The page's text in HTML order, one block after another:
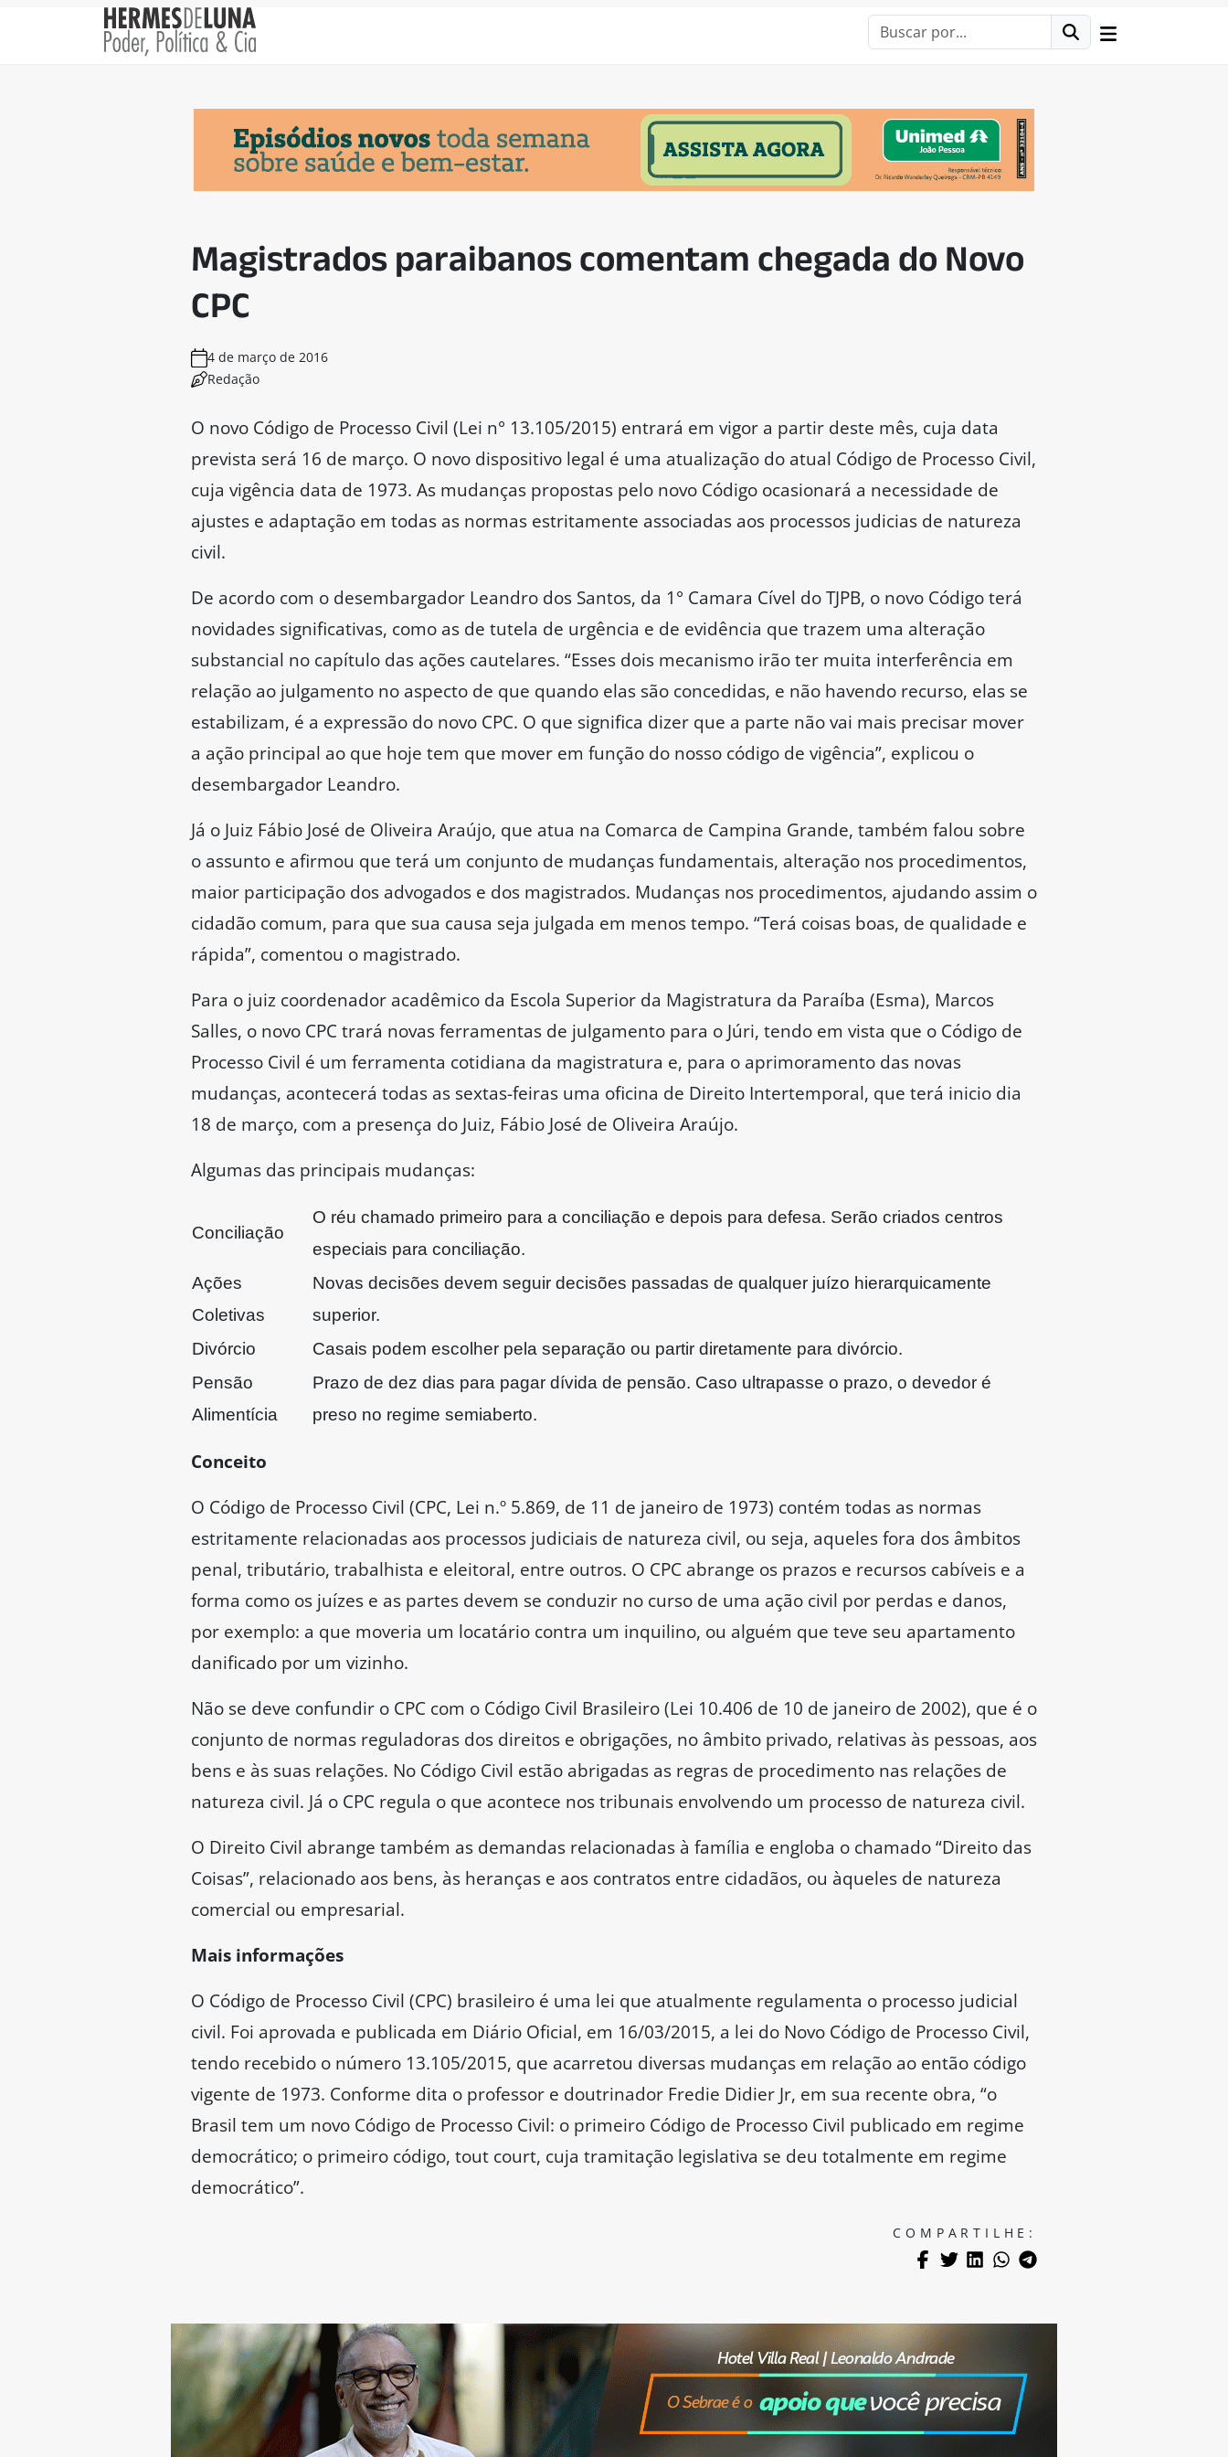
Magistrados paraibanos comentam chegada do Novo
CPC
4 de março de 2016
Redação
O novo Código de Processo Civil (Lei n° 13.105/2015) entrará em vigor a partir deste mês, cuja data
prevista será 16 de março. O novo dispositivo legal é uma atualização do atual Código de Processo Civil,
cuja vigência data de 1973. As mudanças propostas pelo novo Código ocasionará a necessidade de
ajustes e adaptação em todas as normas estritamente associadas aos processos judicias de natureza
civil.
De acordo com o desembargador Leandro dos Santos, da 1° Camara Cível do TJPB, o novo Código terá
novidades significativas, como as de tutela de urgência e de evidência que trazem uma alteração
substancial no capítulo das ações cautelares. “Esses dois mecanismo irão ter muita interferência em
relação ao julgamento no aspecto de que quando elas são concedidas, e não havendo recurso, elas se
estabilizam, é a expressão do novo CPC. O que significa dizer que a parte não vai mais precisar mover
a ação principal ao que hoje tem que mover em função do nosso código de vigência”, explicou o
desembargador Leandro.
Já o Juiz Fábio José de Oliveira Araújo, que atua na Comarca de Campina Grande, também falou sobre
o assunto e afirmou que terá um conjunto de mudanças fundamentais, alteração nos procedimentos,
maior participação dos advogados e dos magistrados. Mudanças nos procedimentos, ajudando assim o
cidadão comum, para que sua causa seja julgada em menos tempo. “Terá coisas boas, de qualidade e
rápida”, comentou o magistrado.
Para o juiz coordenador acadêmico da Escola Superior da Magistratura da Paraíba (Esma), Marcos
Salles, o novo CPC trará novas ferramentas de julgamento para o Júri, tendo em vista que o Código de
Processo Civil é um ferramenta cotidiana da magistratura e, para o aprimoramento das novas
mudanças, acontecerá todas as sextas-feiras uma oficina de Direito Intertemporal, que terá inicio dia
18 de março, com a presença do Juiz, Fábio José de Oliveira Araújo.
Algumas das principais mudanças:
Conciliação
O réu chamado primeiro para a conciliação e depois para defesa. Serão criados centros
especiais para conciliação.
Ações
Coletivas
Novas decisões devem seguir decisões passadas de qualquer juízo hierarquicamente
superior.
Divórcio
Casais podem escolher pela separação ou partir diretamente para divórcio.
Pensão
Alimentícia
Prazo de dez dias para pagar dívida de pensão. Caso ultrapasse o prazo, o devedor é
preso no regime semiaberto.
Conceito
O Código de Processo Civil (CPC, Lei n.º 5.869, de 11 de janeiro de 1973) contém todas as normas
estritamente relacionadas aos processos judiciais de natureza civil, ou seja, aqueles fora dos âmbitos
penal, tributário, trabalhista e eleitoral, entre outros. O CPC abrange os prazos e recursos cabíveis e a
forma como os juízes e as partes devem se conduzir no curso de uma ação civil por perdas e danos,
por exemplo: a que moveria um locatário contra um inquilino, ou alguém que teve seu apartamento
danificado por um vizinho.
Não se deve confundir o CPC com o Código Civil Brasileiro (Lei 10.406 de 10 de janeiro de 2002), que é o
conjunto de normas reguladoras dos direitos e obrigações, no âmbito privado, relativas às pessoas, aos
bens e às suas relações. No Código Civil estão abrigadas as regras de procedimento nas relações de
natureza civil. Já o CPC regula o que acontece nos tribunais envolvendo um processo de natureza civil.
O Direito Civil abrange também as demandas relacionadas à família e engloba o chamado “Direito das
Coisas”, relacionado aos bens, às heranças e aos contratos entre cidadãos, ou àqueles de natureza
comercial ou empresarial.
Mais informações
O Código de Processo Civil (CPC) brasileiro é uma lei que atualmente regulamenta o processo judicial
civil. Foi aprovada e publicada em Diário Oficial, em 16/03/2015, a lei do Novo Código de Processo Civil,
tendo recebido o número 13.105/2015, que acarretou diversas mudanças em relação ao então código
vigente de 1973. Conforme dita o professor e doutrinador Fredie Didier Jr, em sua recente obra, “o
Brasil tem um novo Código de Processo Civil: o primeiro Código de Processo Civil publicado em regime
democrático; o primeiro código, tout court, cuja tramitação legislativa se deu totalmente em regime
democrático”.
COMPARTILHE: